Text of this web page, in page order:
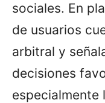
sociales. En
de usuarios
arbitral y
decisiones
especialmente